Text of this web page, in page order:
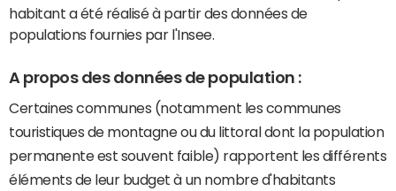
habitant a été réalisé à partir des données de
populations fournies par l'Insee.
A propos des données de population :
Certaines communes (notamment les communes
touristiques de montagne ou du littoral dont la population
permanente est souvent faible) rapportent les différents
éléments de leur budget à un nombre d'habitants